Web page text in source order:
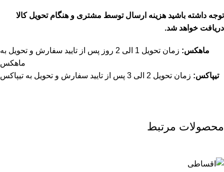
توجه داشته باشید هزینه ارسال توسط مشتری و هنگام تحویل کالا
دریافت خواهد شد.
ماهکس:
زمان تحویل 1 الی 2 روز پس از تایید سفارش و تحویل به
ماهکس
تیپاکس: زمان تحویل 2 الی 3 پس از تایید سفارش و تحویل به تیپاکس
محصولات مرتبط